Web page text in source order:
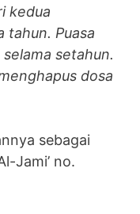
kedua
tahun. Puasa
setahun.
dosa
sebagai
Jami’ no.